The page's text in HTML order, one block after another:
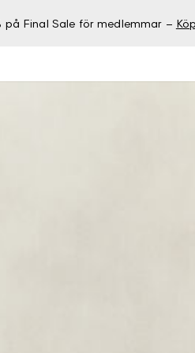
på Final Sale för medlemmar –